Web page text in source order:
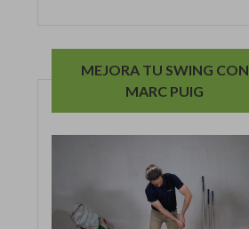
MEJORA TU SWING CON
MARC PUIG